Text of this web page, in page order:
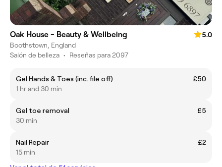
Oak House - Beauty & Wellbeing
5.0
Boothstown, England
Salón de belleza • Reseñas para 2097
Gel Hands & Toes (inc. file off)
£50
1 hr and 30 min
Gel toe removal
£5
30 min
Nail Repair
£2
15 min